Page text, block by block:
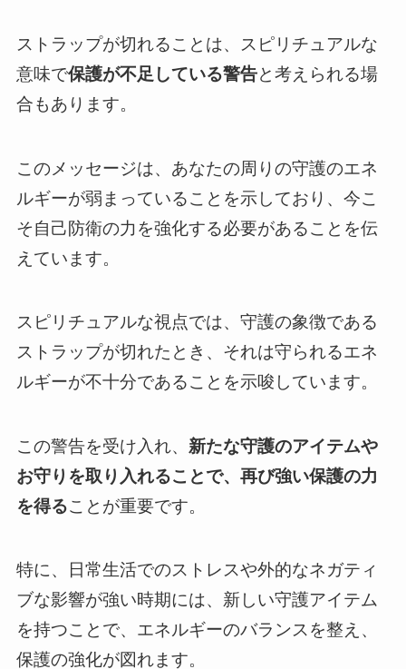
ストラップが切れることは、スピリチュアルな
意味で保護が不足している警告と考えられる場
合もあります。
このメッセージは、あなたの周りの守護のエネ
ルギーが弱まっていることを示しており、今こ
そ自己防衛の力を強化する必要があることを伝
えています。
スピリチュアルな視点では、守護の象徴である
ストラップが切れたとき、それは守られるエネ
ルギーが不十分であることを示唆しています。
この警告を受け入れ、 新たな守護のアイテムや
お守りを取り入れることで、再び強い保護の力
を得ることが重要です。
特に、日常生活でのストレスや外的なネガティ
ブな影響が強い時期には、新しい守護アイテム
を持つことで、エネルギーのバランスを整え、
保護の強化が図れます。